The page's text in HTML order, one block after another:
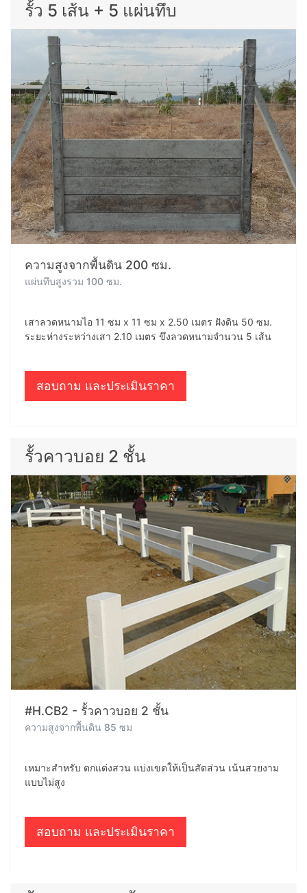
รั้ว 5 เส้น + 5 แผ่นทึบ
ความสูงจากพื้นดิน 200 ซม.
แผ่นทึบสูงรวม 100 ซม.
เสาลวดหนามไอ 11 ซม x 11 ซม x 2.50 เมตร ฝังดิน 50 ซม.
ระยะห่างระหว่างเสา 2.10 เมตร ขึงลวดหนามจำนวน 5 เส้น
สอบถาม และประเมินราคา
รั้วคาวบอย 2 ชั้น
#H.CB2 - รั้วคาวบอย 2 ชั้น
ความสูงจากพื้นดิน 85 ซม
เหมาะสำหรับ ตกแต่งสวน แบ่งเขตให้เป็นสัดส่วน เน้นสวยงาม
แบบไม่สูง
สอบถาม และประเมินราคา